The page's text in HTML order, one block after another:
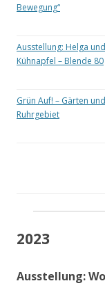
Bewegung“
Ausstellung: Helga
Kühnapfel – Blende 80
Grün Auf! – Gärten
Ruhrgebiet
2023
Ausstellung: